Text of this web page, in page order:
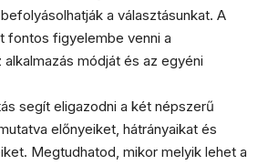
a választásunkat. A
fontos figyelembe venni a
módját és az egyéni
segít eligazodni a két népszerű
előnyeiket, hátrányaikat és
Megtudhatod, mikor melyik lehet a